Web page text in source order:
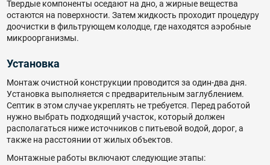
Твердые компоненты оседают на дно, а жирные вещества
остаются на поверхности. Затем жидкость проходит процедуру
доочистки в фильтрующем колодце, где находятся аэробные
микроорганизмы.
Установка
Монтаж очистной конструкции проводится за один-два дня.
Установка выполняется с предварительным заглублением.
Септик в этом случае укреплять не требуется. Перед работой
нужно выбрать подходящий участок, который должен
располагаться ниже источников с питьевой водой, дорог, а
также на расстоянии от жилых объектов.
Монтажные работы включают следующие этапы: